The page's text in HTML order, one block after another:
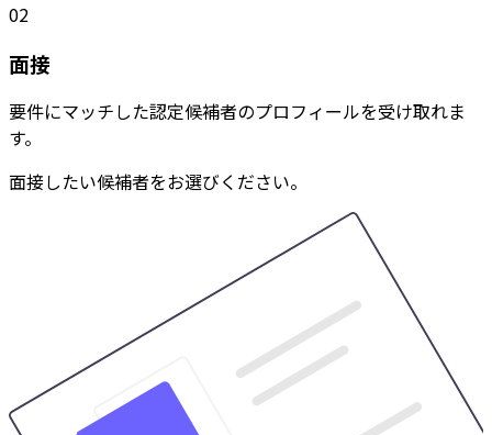
02
面接
要件にマッチした認定候補者のプロフィールを受け取れま
す。
面接したい候補者をお選びください。